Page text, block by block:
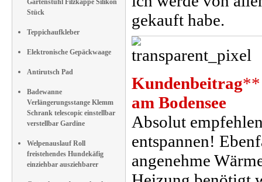
Gartenstuhl Filzkappe Silikon
Stück
Teppichaufkleber
Elektronische Gepäckwaage
Antirutsch Pad
Badewanne
Verlängerungsstange Klemm
Schrank telescopic einstellbar
verstellbar Gardine
Welpenauslauf Roll
freistehendes Hundekäfig
einziehbar ausziehbarer
gekauft habe.
Kundenbeitrag**
am Bodensee
Absolut
entspannen!
angenehme